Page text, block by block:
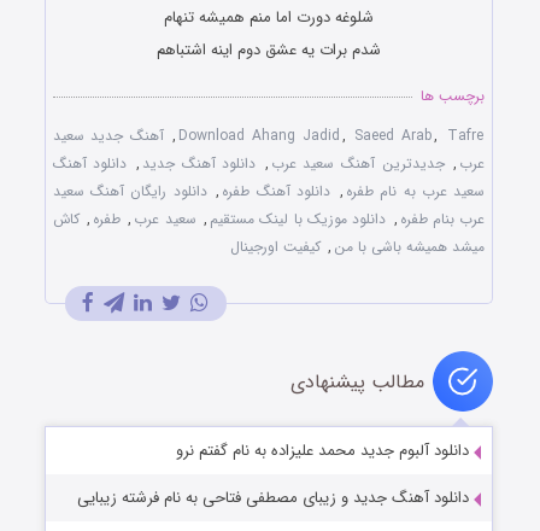
شلوغه دورت اما منم همیشه تنهام
شدم برات یه عشق دوم اینه اشتباهم
برچسب ها
Download Ahang Jadid, Saeed Arab, Tafre
, آهنگ جدید سعید
عرب , جدیدترین آهنگ سعید عرب , دانلود آهنگ جدید , دانلود آهنگ
سعید عرب به نام طفره , دانلود آهنگ طفره , دانلود رایگان آهنگ سعید
عرب بنام طفره , دانلود موزیک با لینک مستقیم , سعید عرب , طفره , کاش
میشد همیشه باشی با من , کیفیت اورجینال
مطالب پیشنهادی
دانلود آلبوم جدید محمد علیزاده به نام گفتم نرو
دانلود آهنگ جدید و زیبای مصطفی فتاحی به نام فرشته زیبایی